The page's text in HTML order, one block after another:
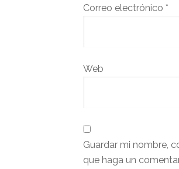
Correo electrónico *
Web
Guardar mi nombre,
que haga un